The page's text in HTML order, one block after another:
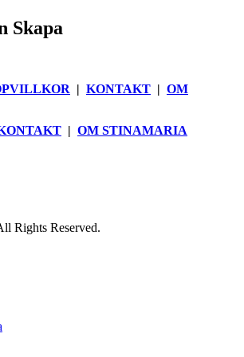
produkten
Skapa
| KONTAKT | OM
| OM STINAMARIA
Rights Reserved.